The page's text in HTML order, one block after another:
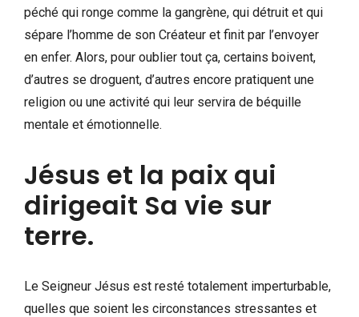
péché qui ronge comme la gangrène, qui détruit et qui
sépare l’homme de son Créateur et finit par l’envoyer
en enfer. Alors, pour oublier tout ça, certains boivent,
d’autres se droguent, d’autres encore pratiquent une
religion ou une activité qui leur servira de béquille
mentale et émotionnelle.
Jésus et la paix qui
dirigeait Sa vie sur
terre.
Le Seigneur Jésus est resté totalement imperturbable,
quelles que soient les circonstances stressantes et